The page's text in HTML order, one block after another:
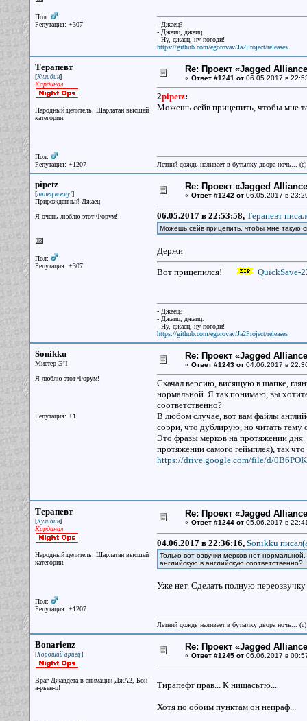
Пол:
Репутация: +307
- Джаец?
- Джаиц, джаиц.
- Ну, джаец, ну погоди!
https://github.com/egorovav/Ja2Project/releases
Терапевт
[Кулибин]
Кардинал
Народный целитель. Шарлатан высшей
категории.
Пол:
Репутация: +1207
Re: Проект «Jagged
« Ответ #1241 от06.05.2017 в
2pipetz:
Можешь сейв прицепить, чтобы мне
Летний дождь наливает в бутылку двора ночь...
pipetz
[пипец всему!]
Прирожденный Джаец
Я очень люблю этот Форум!
Пол:
Репутация: +307
Re: Проект «Jagged
« Ответ #1242 от06.05.2017 в
06.05.2017 в 22:53:58, Терапевт
Можешь сейв прицепить, чтобы мне такую
Держи
Вот прицепился! QuickSave-
- Джаец?
- Джаиц, джаиц.
- Ну, джаец, ну погоди!
https://github.com/egorovav/Ja2Project/releases
Sonikku
Мистер ЭЧ
Я люблю этот Форум!
Репутация: +1
Re: Проект «Jagged
« Ответ #1243 от04.06.2017 в
Скачал версию, висящую в шапке,
нормальной. Я так понимаю, вы
соответственно?
В любом случае, вот вам файлы
сорри, что дублирую, но читать тему
Это фразы мерков на протяжении дня.
протяжении самого геймплея), так
https://drive.google.com/file/d/
Терапевт
[Кулибин]
Кардинал
Народный целитель. Шарлатан высшей
категории.
Пол:
Репутация: +1207
Re: Проект «Jagged
« Ответ #1244 от05.06.2017 в
04.06.2017 в 22:36:16, Sonikku
Только вот озвучки мерков нет
английскую в английскую соответственно?
Уже нет. Сделать полную переозвучку
Летний дождь наливает в бутылку двора ночь...
Bonarienz
[Хороший ариец]
Враг Джавдета в анимации ДжА2, Бон-
а-рьен-ц!
Re: Проект «Jagged
« Ответ #1245 от06.06.2017 в
Тирапефт прав... К нищасьтю...
Хотя по обоим пунктам он непраф...